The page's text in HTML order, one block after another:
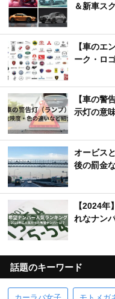
＆新車ス
【車のエ
ーク・ロ
【車の警
示灯の意
オービス
後の罰金
【2024
れなナン
話題のキーワード